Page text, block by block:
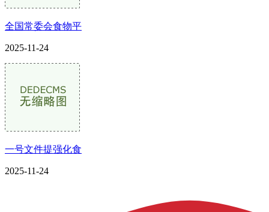
全国常委会食物平
2025-11-24
一号文件提强化食
2025-11-24